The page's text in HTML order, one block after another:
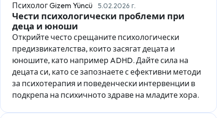
Психолог Gizem Yüncü 5.02.2026 г.
Чести психологически проблеми при
деца и юноши
Открийте често срещаните психологически
предизвикателства, които засягат децата и
юношите, като например ADHD. Дайте сила на
децата си, като се запознаете с ефективни методи
за психотерапия и поведенчески интервенции в
подкрепа на психичното здраве на младите хора.